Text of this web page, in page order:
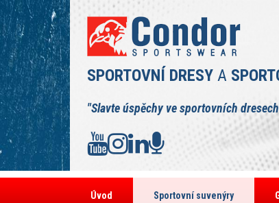
SPORTOVNÍ DRESY A
"Slavte úspěchy ve sportovních
Úvod Sportovní suvenýry